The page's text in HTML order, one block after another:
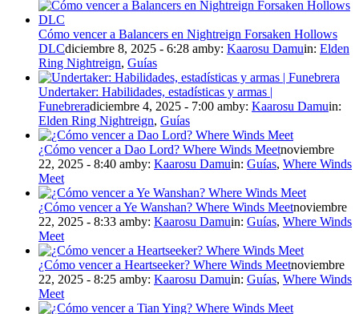
Cómo vencer a Balancers en Nightreign Forsaken Hollows
DLCdiciembre 8, 2025 - 6:28 amby: Kaarosu Damuin: Elden
Ring Nightreign, Guías
Undertaker: Habilidades, estadísticas y armas |
Funebreradiciembre 4, 2025 - 7:00 amby: Kaarosu Damuin:
Elden Ring Nightreign, Guías
¿Cómo vencer a Dao Lord? Where Winds Meetnoviembre
22, 2025 - 8:40 amby: Kaarosu Damuin: Guías, Where Winds
Meet
¿Cómo vencer a Ye Wanshan? Where Winds Meetnoviembre
22, 2025 - 8:33 amby: Kaarosu Damuin: Guías, Where Winds
Meet
¿Cómo vencer a Heartseeker? Where Winds Meetnoviembre
22, 2025 - 8:25 amby: Kaarosu Damuin: Guías, Where Winds
Meet